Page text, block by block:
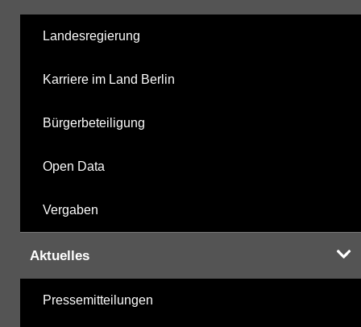
Landesregierung
Karriere im Land Berlin
Bürgerbeteiligung
Open Data
Vergaben
Aktuelles
Pressemitteilungen